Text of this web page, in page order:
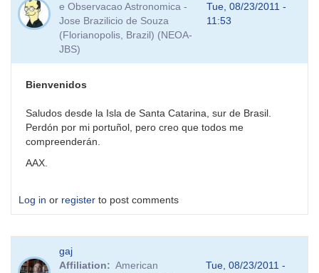
e Observacao Astronomica -
Jose Brazilicio de Souza
(Florianopolis, Brazil) (NEOA-
JBS)
Tue, 08/23/2011 -
11:53
Bienvenidos
Saludos desde la Isla de Santa Catarina, sur de Brasil.
Perdón por mi portuñol, pero creo que todos me
compreenderán.
AAX.
Log in or register to post comments
gaj
Affiliation
American
Tue, 08/23/2011 -